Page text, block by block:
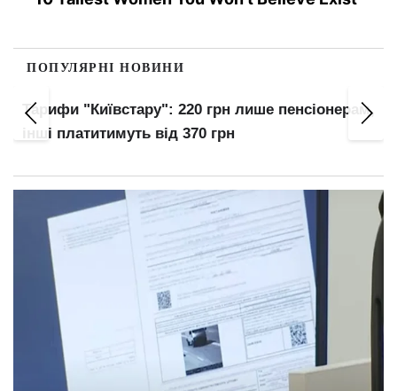
ПОПУЛЯРНІ НОВИНИ
Тарифи "Київстару": 220 грн лише пенсіонерам,
інші платитимуть від 370 грн